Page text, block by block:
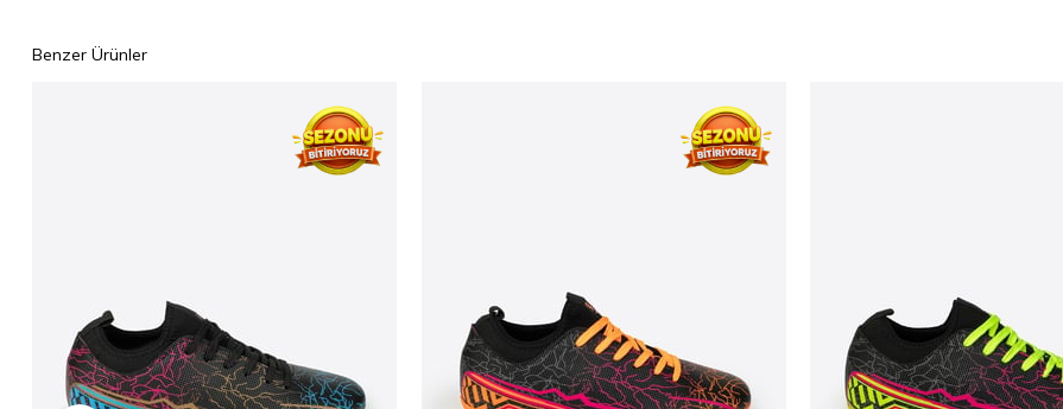
Benzer Ürünler